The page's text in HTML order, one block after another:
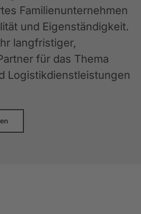
Familienunternehmen
und Eigenständigkeit.
langfristiger,
für das Thema
Logistikdienstleistungen